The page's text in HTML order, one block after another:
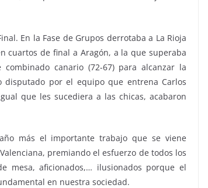
En la Fase de Grupos derrotaba a La Rioja
cuartos de final a Aragón, a la que superaba
canario (72-67) para alcanzar la
disputado por el equipo que entrena Carlos
que les sucediera a las chicas, acabaron
más el importante trabajo que se viene
premiando el esfuerzo de todos los
mesa, aficionados,… ilusionados porque el
en nuestra sociedad.